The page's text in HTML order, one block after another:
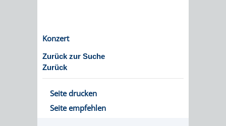
KINDERTAGESSTÄTTEN
PROJEKT
"KINDER
SCHÜTZEN
SCHULFERIEN
SCHÜLERBEFÖRDERUNG
HORTE
/
SCHULSOZIALARBEIT
Konzert
Zurück zur Suche
Zurück
Seite drucken
Seite empfehlen